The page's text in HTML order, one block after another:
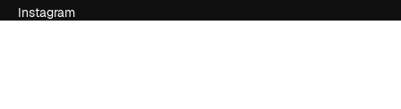
Instagram